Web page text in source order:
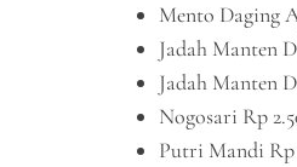
Mento Daging
Jadah Manten
Jadah Manten
Nogosari Rp
Putri Mandi Rp